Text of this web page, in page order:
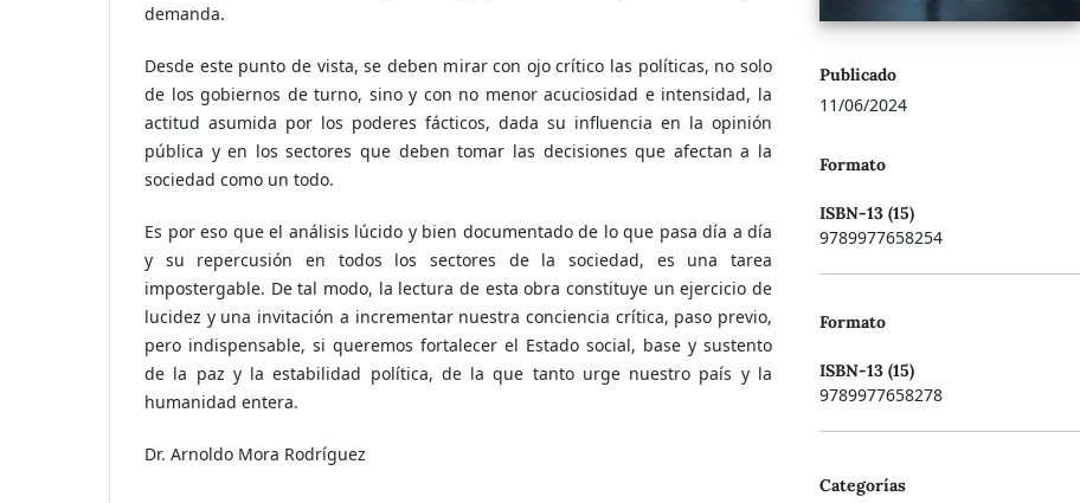
demanda.
Desde este punto de vista, se deben mirar con ojo crítico las políticas, no solo
de los gobiernos de turno, sino y con no menor acuciosidad e intensidad, la
actitud asumida por los poderes fácticos, dada su influencia en la opinión
pública y en los sectores que deben tomar las decisiones que afectan a la
sociedad como un todo.
Es por eso que el análisis lúcido y bien documentado de lo que pasa día a día
y su repercusión en todos los sectores de la sociedad, es una tarea
impostergable. De tal modo, la lectura de esta obra constituye un ejercicio de
lucidez y una invitación a incrementar nuestra conciencia crítica, paso previo,
pero indispensable, si queremos fortalecer el Estado social, base y sustento
de la paz y la estabilidad política, de la que tanto urge nuestro país y la
humanidad entera.
Dr. Arnoldo Mora Rodríguez
Publicado
11/06/2024
Formato
ISBN-13 (15)
9789977658254
Formato
ISBN-13 (15)
9789977658278
Categorías